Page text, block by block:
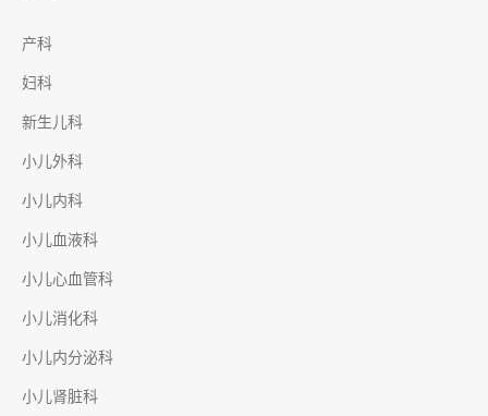
产科
妇科
新生儿科
小儿外科
小儿内科
小儿血液科
小儿心血管科
小儿消化科
小儿内分泌科
小儿肾脏科